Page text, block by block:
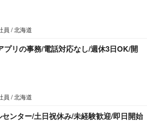
員 / 北海道
プリの事務/電話対応なし/週休3日OK/開
員 / 北海道
ンター/土日祝休み/未経験歓迎/即日開始